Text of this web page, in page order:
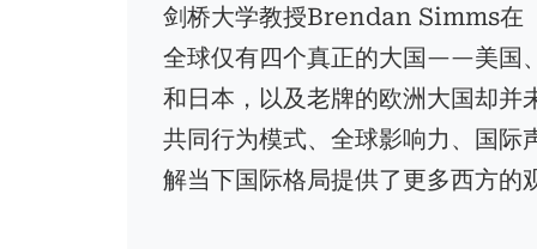
剑桥大学教授Brendan Simms在
全球仅有四个真正的大国——美国
和日本，以及老牌的欧洲大国却
共同行为模式、全球影响力、国际
解当下国际格局提供了更多西方的